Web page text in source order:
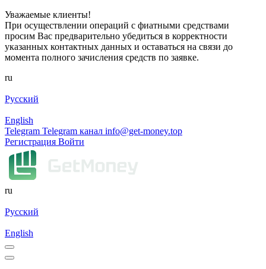
Уважаемые клиенты!
При осуществлении операций с фиатными средствами
просим Вас предварительно убедиться в корректности
указанных контактных данных и оставаться на связи до
момента полного зачисления средств по заявке.
ru
Русский
English
Telegram Telegram канал info@get-money.top
Регистрация Войти
ru
Русский
English